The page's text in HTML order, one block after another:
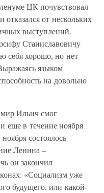
ЦК почувствовал
от нескольких
выступлений.
Станиславовичу
себя хорошо, но нет
языком
на довольно
Ильич смог
еще в течение ноября
состоялось
Ленина –
он закончил
«Социализм уже
будущего, или какой-